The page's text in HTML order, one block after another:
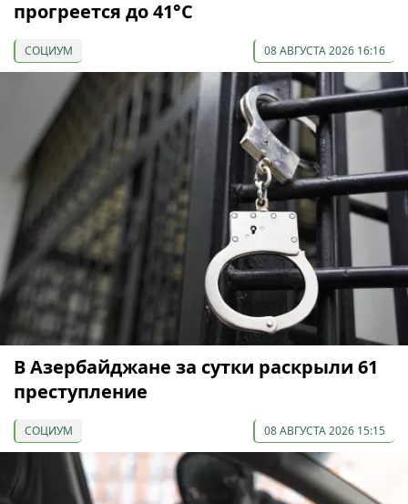
прогреется до 41°С
СОЦИУМ 08 АВГУСТА 2026 16:16
В Азербайджане за сутки раскрыли 61
преступление
СОЦИУМ 08 АВГУСТА 2026 15:15